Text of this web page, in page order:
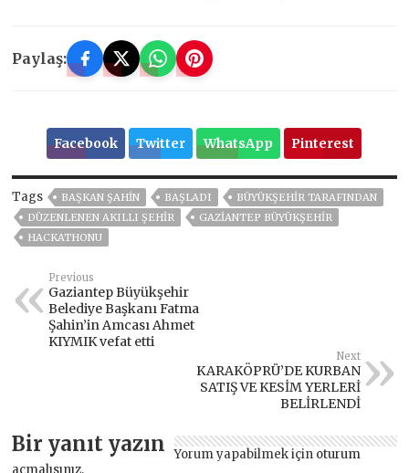
Paylaş:
Facebook Twitter WhatsApp Pinterest
Tags BAŞKAN ŞAHİN BAŞLADI
BÜYÜKŞEHİR TARAFINDAN
DÜZENLENEN AKILLI ŞEHİR
GAZİANTEP BÜYÜKŞEHİR
HACKATHONU
Previous
Gaziantep Büyükşehir
Belediye Başkanı Fatma
Şahin’in Amcası Ahmet
KIYMIK vefat etti
Next
KARAKÖPRÜ’DE KURBAN
SATIŞ VE KESİM YERLERİ
BELİRLENDİ
Bir yanıt yazın Yorum yapabilmek için oturum
açmalısınız.